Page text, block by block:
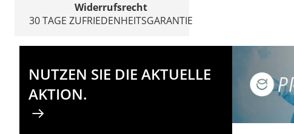
Widerrufsrecht
30 TAGE ZUFRIEDENHEITSGARANTIE
NUTZEN SIE DIE AKTUELLE
AKTION.